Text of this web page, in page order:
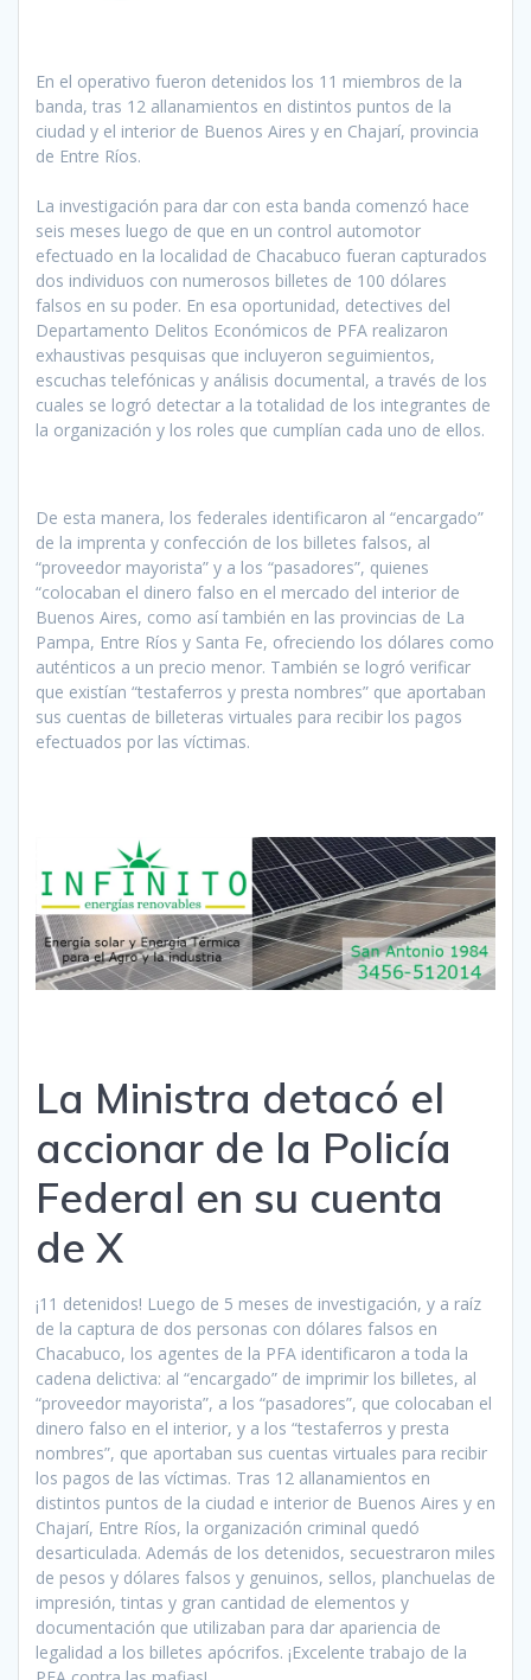
En el operativo fueron detenidos los 11 miembros de la
banda, tras 12 allanamientos en distintos puntos de la
ciudad y el interior de Buenos Aires y en Chajarí, provincia
de Entre Ríos.
La investigación para dar con esta banda comenzó hace
seis meses luego de que en un control automotor
efectuado en la localidad de Chacabuco fueran capturados
dos individuos con numerosos billetes de 100 dólares
falsos en su poder. En esa oportunidad, detectives del
Departamento Delitos Económicos de PFA realizaron
exhaustivas pesquisas que incluyeron seguimientos,
escuchas telefónicas y análisis documental, a través de los
cuales se logró detectar a la totalidad de los integrantes de
la organización y los roles que cumplían cada uno de ellos.
De esta manera, los federales identificaron al “encargado”
de la imprenta y confección de los billetes falsos, al
“proveedor mayorista” y a los “pasadores”, quienes
“colocaban el dinero falso en el mercado del interior de
Buenos Aires, como así también en las provincias de La
Pampa, Entre Ríos y Santa Fe, ofreciendo los dólares como
auténticos a un precio menor. También se logró verificar
que existían “testaferros y presta nombres” que aportaban
sus cuentas de billeteras virtuales para recibir los pagos
efectuados por las víctimas.
La Ministra detacó el
accionar de la Policía
Federal en su cuenta
de X
¡11 detenidos! Luego de 5 meses de investigación, y a raíz
de la captura de dos personas con dólares falsos en
Chacabuco, los agentes de la PFA identificaron a toda la
cadena delictiva: al “encargado” de imprimir los billetes, al
“proveedor mayorista”, a los “pasadores”, que colocaban el
dinero falso en el interior, y a los “testaferros y presta
nombres”, que aportaban sus cuentas virtuales para recibir
los pagos de las víctimas. Tras 12 allanamientos en
distintos puntos de la ciudad e interior de Buenos Aires y en
Chajarí, Entre Ríos, la organización criminal quedó
desarticulada. Además de los detenidos, secuestraron miles
de pesos y dólares falsos y genuinos, sellos, planchuelas de
impresión, tintas y gran cantidad de elementos y
documentación que utilizaban para dar apariencia de
legalidad a los billetes apócrifos. ¡Excelente trabajo de la